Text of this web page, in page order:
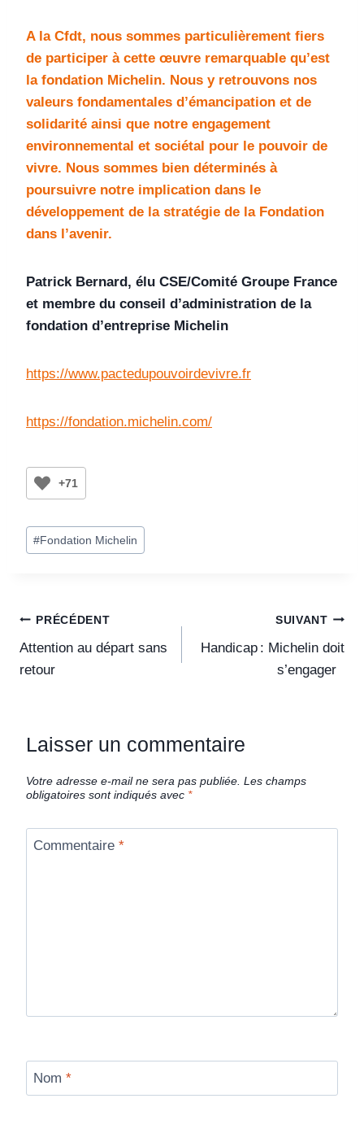
A la Cfdt, nous sommes particulièrement fiers
de participer à cette œuvre remarquable qu’est
la fondation Michelin. Nous y retrouvons nos
valeurs fondamentales d’émancipation et de
solidarité ainsi que notre engagement
environnemental et sociétal pour le pouvoir de
vivre. Nous sommes bien déterminés à
poursuivre notre implication dans le
développement de la stratégie de la Fondation
dans l’avenir.
Patrick Bernard, élu CSE/Comité Groupe France
et membre du conseil d’administration de la
fondation d’entreprise Michelin
https://www.pactedupouvoirdevivre.fr
https://fondation.michelin.com/
+71
#Fondation Michelin
PRÉCÉDENT
Attention au départ sans
retour
SUIVANT
Handicap : Michelin doit
s’engager
Laisser un commentaire
Votre adresse e-mail ne sera pas publiée. Les champs
obligatoires sont indiqués avec *
Commentaire *
Nom *